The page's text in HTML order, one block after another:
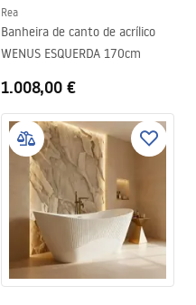
Rea
Banheira de canto de acrílico
WENUS ESQUERDA 170cm
1.008,00 €